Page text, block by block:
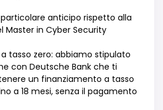
anticipo rispetto alla
Master in Cyber Security
tasso zero: abbiamo stipulato
con Deutsche Bank che ti
un finanziamento a tasso
a 18 mesi, senza il pagamento